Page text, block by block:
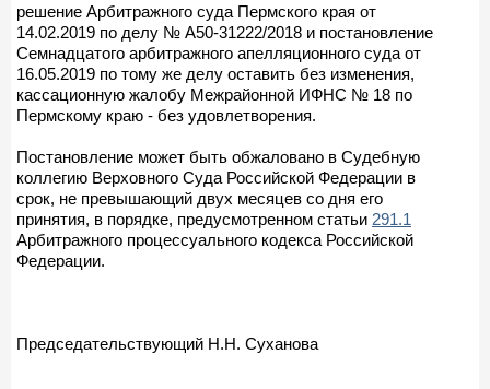
решение Арбитражного суда Пермского края от
14.02.2019 по делу № А50-31222/2018 и постановление
Семнадцатого арбитражного апелляционного суда от
16.05.2019 по тому же делу оставить без изменения,
кассационную жалобу Межрайонной ИФНС № 18 по
Пермскому краю - без удовлетворения.
Постановление может быть обжаловано в Судебную
коллегию Верховного Суда Российской Федерации в
срок, не превышающий двух месяцев со дня его
принятия, в порядке, предусмотренном статьи 291.1
Арбитражного процессуального кодекса Российской
Федерации.
Председательствующий Н.Н. Суханова